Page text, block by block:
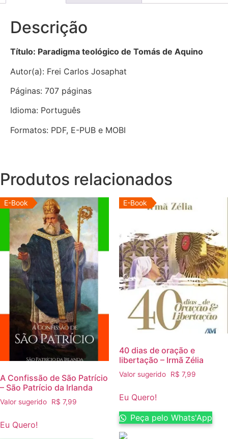
Descrição
Título: Paradigma teológico de Tomás de Aquino
Autor(a): Frei Carlos Josaphat
Páginas: 707 páginas
Idioma: Português
Formatos: PDF, E-PUB e MOBI
Produtos relacionados
E-Book
A Confissão de São Patrício
– São Patrício da Irlanda
Valor sugerido R$ 7,99
Eu Quero!
E-Book
40 dias de oração e
libertação – Irmã Zélia
Valor sugerido R$ 7,99
Eu Quero!
Peça pelo Whats'App